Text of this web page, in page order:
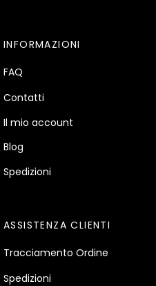
INFORMAZIONI
FAQ
Contatti
Il mio account
Blog
Spedizioni
ASSISTENZA CLIENTI
Tracciamento Ordine
Spedizioni